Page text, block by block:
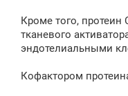
Кроме того,
тканевого
эндотелиальными
Кофактором